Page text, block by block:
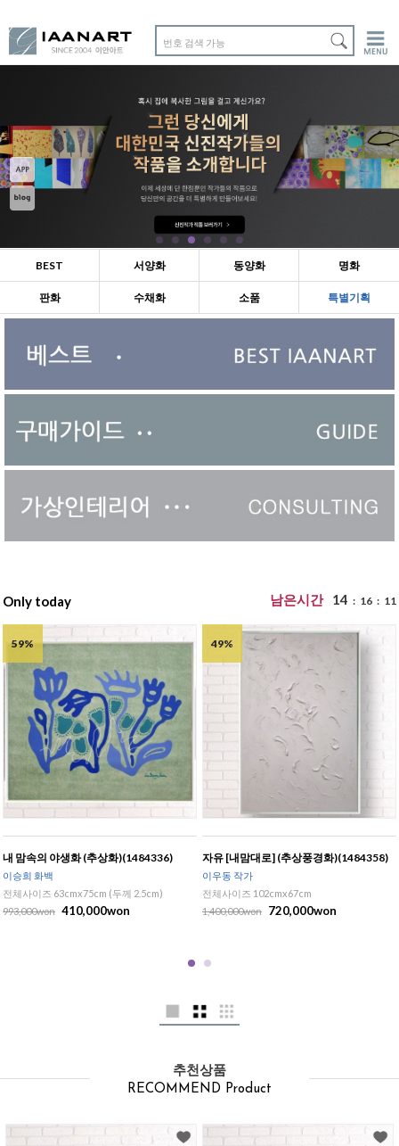
번호 검색 가능
BEST 서양화 동양화 명화
판화 수채화 소품 특별기획
남은시간 14 : 16 : 09
Only today
59%
내 맘속의 야생화 (추상화)(1484336)
이승희 화백
전체사이즈 63cmx75cm (두께 2.5cm)
993,000won 410,000won
49%
자유 [내맘대로] (추상풍경화)(1484358)
이우동 작가
전체사이즈 102cmx67cm
1,400,000won
720,000won
추천상품
RECOMMEND Product